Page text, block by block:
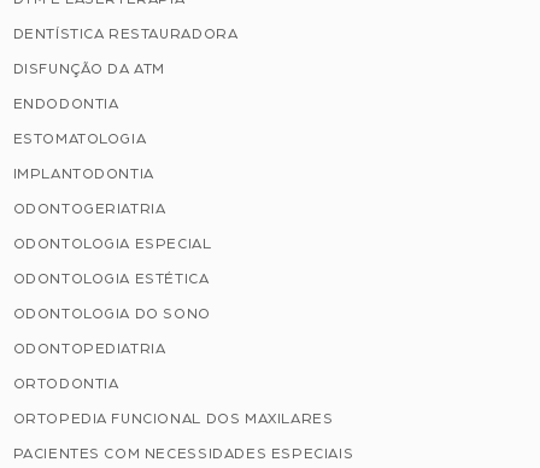
DENTÍSTICA RESTAURADORA
DISFUNÇÃO DA ATM
ENDODONTIA
ESTOMATOLOGIA
IMPLANTODONTIA
ODONTOGERIATRIA
ODONTOLOGIA ESPECIAL
ODONTOLOGIA ESTÉTICA
ODONTOLOGIA DO SONO
ODONTOPEDIATRIA
ORTODONTIA
ORTOPEDIA FUNCIONAL DOS MAXILARES
PACIENTES COM NECESSIDADES ESPECIAIS